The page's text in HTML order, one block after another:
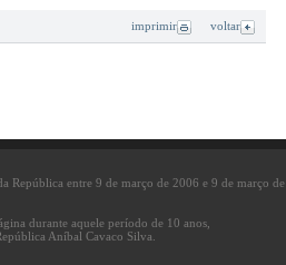
imprimir voltar
República entre 9 de março de 2006 e 9 de março de
durante aquele período de 10 anos,
Aníbal Cavaco Silva.